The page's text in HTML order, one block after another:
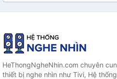
HeThongNgheNhin.com chuyên
thiết bị nghe nhìn như Tivi, Hệ